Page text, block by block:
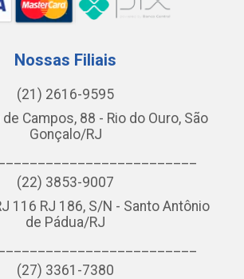
Nossas Filiais
(21) 2616-9595
Campos, 88 - Rio do Ouro, São
Gonçalo/RJ
(22) 3853-9007
116 RJ 186, S/N - Santo Antônio
de Pádua/RJ
(27) 3361-7380